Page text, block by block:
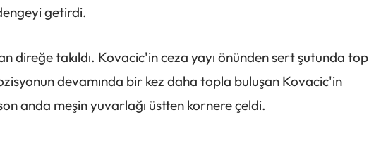
getirdi.
direğe takıldı. Kovacic'in ceza yayı önünden sert şutunda top
devamında bir kez daha topla buluşan Kovacic'in
anda meşin yuvarlağı üstten kornere çeldi.